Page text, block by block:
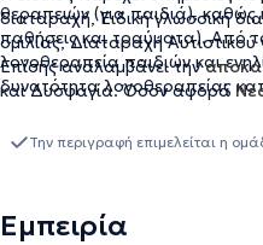
θεραπειών (για παιδιά), καθώς
παθήσεις και τραύματα). Από
λογοθεραπεία παιδιών και
δυνατότητα λογοθεραπείας
διαταραχή, Ειδική γλωσσική
ομιλίας, Διαταραχή
Επίσης αναλαμβάνει την
και Δυσφαγία. Όσον αφορά
Την περιγραφή επιμελείται η
Εμπειρία